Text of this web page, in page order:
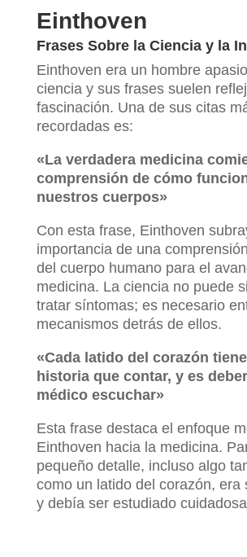
Einthoven
Frases Sobre la Ciencia y la
Einthoven era un hombre
ciencia y sus frases suelen
fascinación. Una de sus citas
recordadas es:
«La verdadera medicina
comprensión de cómo
nuestros cuerpos»
Con esta frase, Einthoven
importancia de una
del cuerpo humano para el
medicina. La ciencia no puede
tratar síntomas; es necesario
mecanismos detrás de ellos.
«Cada latido del corazón
historia que contar, y es
médico escuchar»
Esta frase destaca el enfoque
Einthoven hacia la medicina.
pequeño detalle, incluso algo
como un latido del corazón, era
y debía ser estudiado